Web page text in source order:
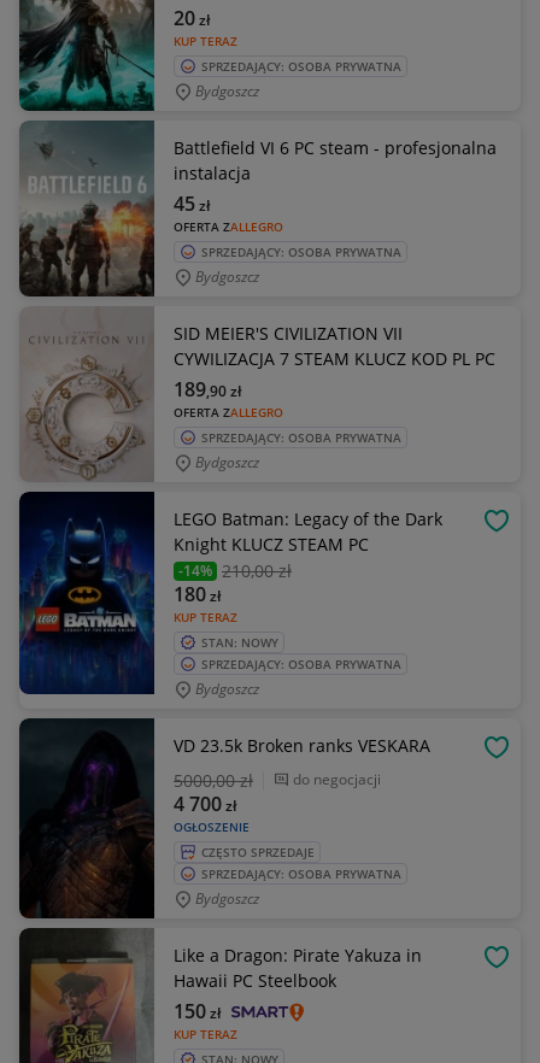
KUP TERAZ
20zł
SPRZEDAJĄCY: OSOBA PRYWATNA
Bydgoszcz
Battlefield VI 6 PC steam - profesjonalna
instalacja
OFERTA ZALLEGRO
45zł
SPRZEDAJĄCY: OSOBA PRYWATNA
Bydgoszcz
SID MEIER'S CIVILIZATION VII
CYWILIZACJA 7 STEAM KLUCZ KOD PL PC
OFERTA ZALLEGRO
189,90zł
SPRZEDAJĄCY: OSOBA PRYWATNA
Bydgoszcz
LEGO Batman: Legacy of the Dark
Knight KLUCZ STEAM PC
-14% 210,00 zł
KUP TERAZ
180zł
STAN: NOWY
SPRZEDAJĄCY: OSOBA PRYWATNA
Bydgoszcz
VD 23.5k Broken ranks VESKARA
5000,00 zł do negocjacji
OGŁOSZENIE
4 700zł
CZĘSTO SPRZEDAJE
SPRZEDAJĄCY: OSOBA PRYWATNA
Bydgoszcz
Like a Dragon: Pirate Yakuza in
Hawaii PC Steelbook
KUP TERAZ
150zł
STAN: NOWY